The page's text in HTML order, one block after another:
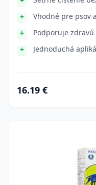
Vhodné pre psov
Podporuje
Jednoduchá
16.19 €